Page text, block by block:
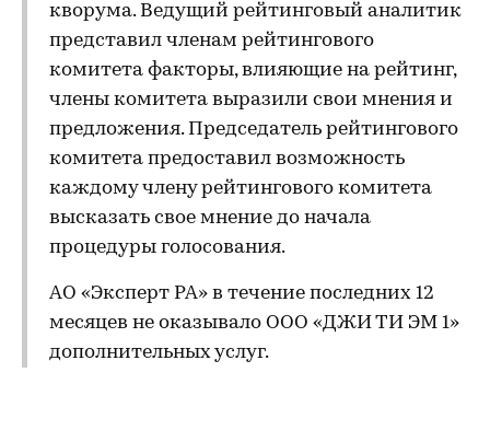
кворума. Ведущий рейтинговый аналитик
представил членам рейтингового
комитета факторы, влияющие на рейтинг,
члены комитета выразили свои мнения и
предложения. Председатель рейтингового
комитета предоставил возможность
каждому члену рейтингового комитета
высказать свое мнение до начала
процедуры голосования.
АО «Эксперт РА» в течение последних 12
месяцев не оказывало ООО «ДЖИ ТИ ЭМ 1»
дополнительных услуг.